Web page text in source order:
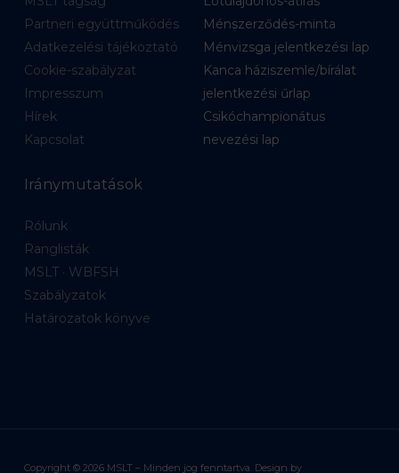
Partneri együttműködés
Adatkezelési tájékoztató
Cookie-szabályzat
Impresszum
Hírek
Kapcsolat
Ménszerződés-minta
Ménvizsga jelentkezési lap
Kanca háziszemle/bírálat
jelentkezési űrlap
Csikóchampionátus
nevezési lap
Iránymutatások
Rólunk
Ranglisták
MSLT · WBFSH
Szabályzatok
Határozatok könyve
Copyright © 2026MSLT – Minden jog fenntartva. Design by